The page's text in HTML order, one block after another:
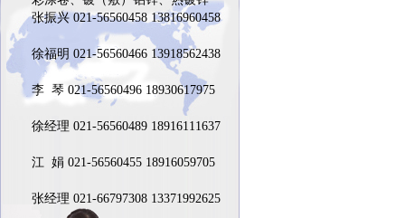
张振兴 021-56560458 13816960458
徐福明 021-56560466 13918562438
李 琴 021-56560496 18930617975
徐经理 021-56560489 18916111637
江 娟 021-56560455 18916059705
张经理 021-66797308 13371992625